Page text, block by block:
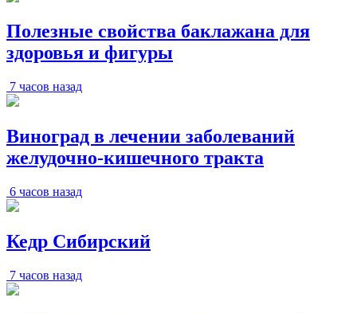
Полезные свойства баклажана для
здоровья и фигуры
7 часов назад
Виноград в лечении заболеваний
желудочно-кишечного тракта
6 часов назад
Кедр Сибирский
7 часов назад